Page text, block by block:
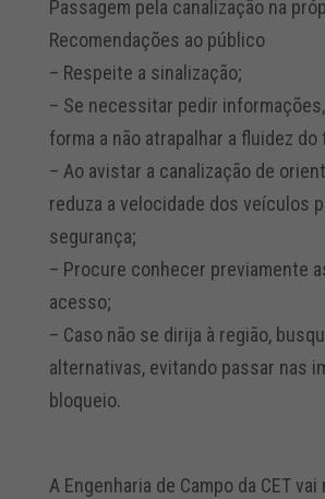
Passagem pela canalização na
Recomendações ao público
– Respeite a sinalização;
– Se necessitar pedir
forma a não atrapalhar a fluidez
– Ao avistar a canalização de
reduza a velocidade dos veículos
segurança;
– Procure conhecer previamente
acesso;
– Caso não se dirija à região,
alternativas, evitando passar nas
bloqueio.
A Engenharia de Campo da CET